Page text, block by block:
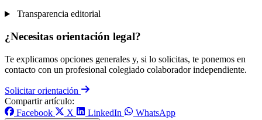
Transparencia editorial
¿Necesitas orientación legal?
Te explicamos opciones generales y, si lo solicitas, te ponemos en
contacto con un profesional colegiado colaborador independiente.
Solicitar orientación
Compartir artículo:
Facebook
X LinkedIn WhatsApp